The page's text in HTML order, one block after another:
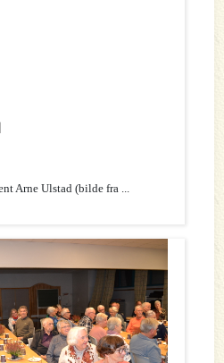
Arne Ulstad (bilde fra ...